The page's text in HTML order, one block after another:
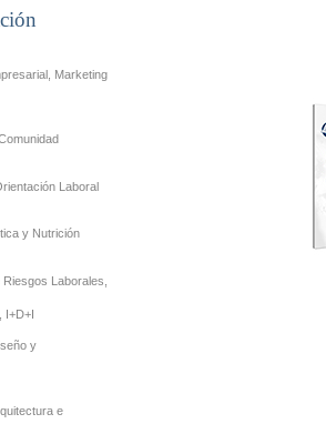
Marketing
Laboral
y Nutrición
Laborales,
I+D+I
y
e